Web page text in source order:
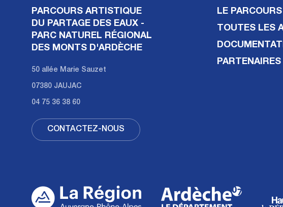
PARCOURS ARTISTIQUE
DU PARTAGE DES EAUX -
PARC NATUREL RÉGIONAL
DES MONTS D'ARDÈCHE
50 allée Marie Sauzet
07380 JAUJAC
04 75 36 38 60
CONTACTEZ-NOUS
LE
TOUTES LES
PARTENAIRES